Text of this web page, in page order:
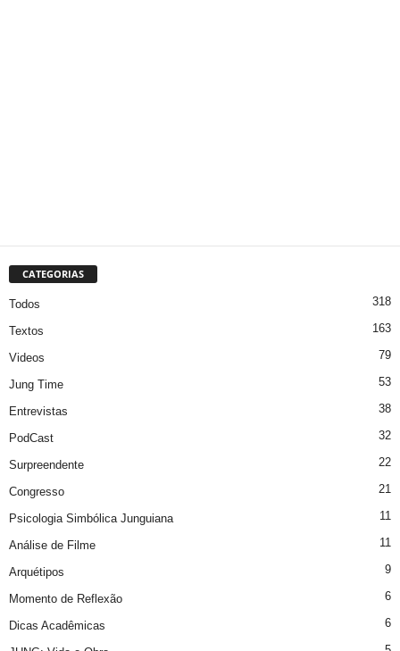
CATEGORIAS
Todos 318
Textos 163
Videos 79
Jung Time 53
Entrevistas 38
PodCast 32
Surpreendente 22
Congresso 21
Psicologia Simbólica Junguiana 11
Análise de Filme 11
Arquétipos 9
Momento de Reflexão 6
Dicas Acadêmicas 6